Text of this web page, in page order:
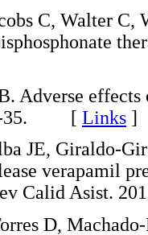
C, Walter C,
Adverse
35. [ Links ]
JE, Giraldo-
verapamil
Calid
D,